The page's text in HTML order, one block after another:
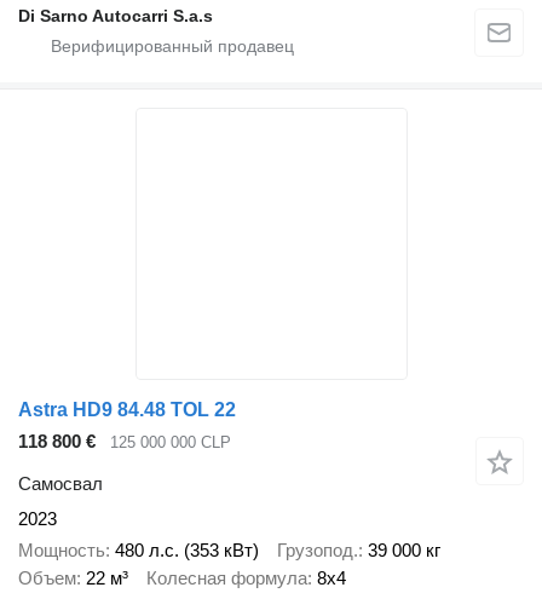
Di Sarno Autocarri S.a.s
Astra HD9 84.48 TOL 22
118 800 €
125 000 000 CLP
Самосвал
2023
Мощность 480 л.с. (353 кВт) Грузопод. 39 000 кг
Объем 22 м³ Колесная формула 8x4